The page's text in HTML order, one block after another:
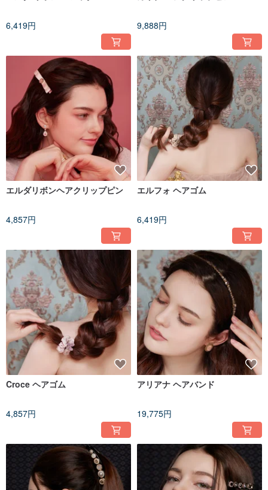
6,419円 9,888円
エルダリボンヘアクリップピン
4,857円
エルフォ ヘアゴム
6,419円
Croce ヘアゴム
4,857円
アリアナ ヘアバンド
19,775円